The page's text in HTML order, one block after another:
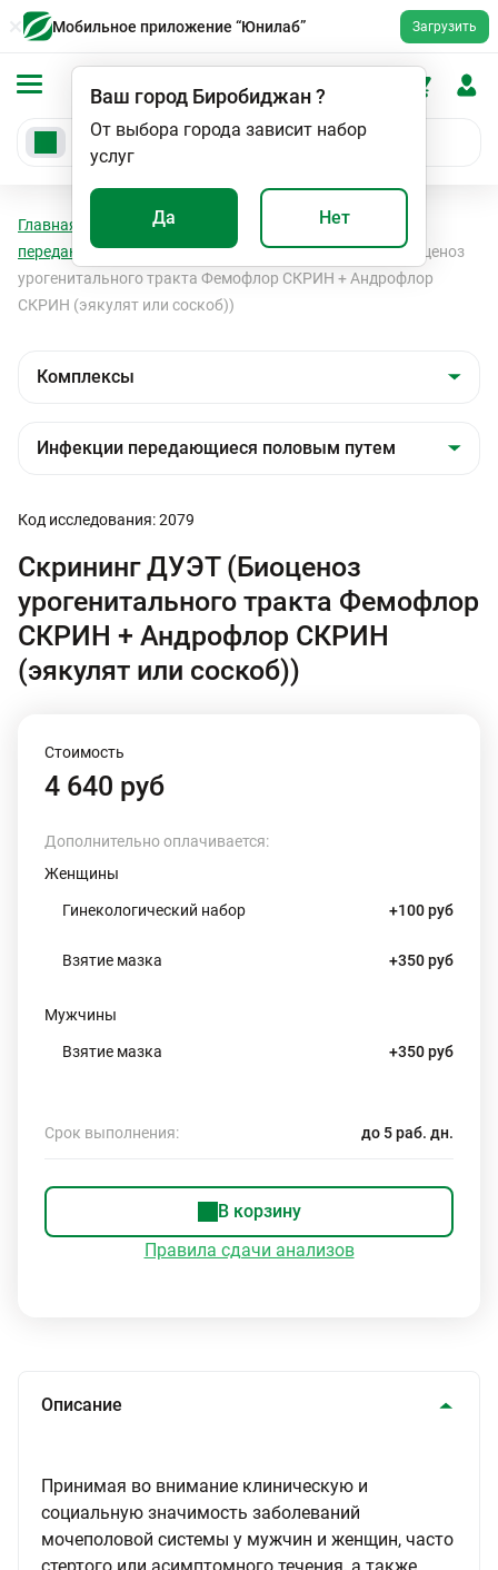
Мобильное приложение “Юнилаб” Загрузить
Ваш город Биробиджан?
От выбора города зависит набор
услуг
Да Нет
Главная Анализы
Инфекции
передающиеся половым путем
Скрининг ДУЭТ (Биоценоз
урогенитального тракта Фемофлор СКРИН + Андрофлор
СКРИН (эякулят или соскоб))
Код исследования: 2079
Скрининг ДУЭТ (Биоценоз
урогенитального тракта Фемофлор
СКРИН + Андрофлор СКРИН
(эякулят или соскоб))
Стоимость
4 640 руб
Дополнительно оплачивается:
Женщины
Гинекологический набор +100 руб
Взятие мазка +350 руб
Мужчины
Взятие мазка +350 руб
Срок выполнения: до 5 раб. дн.
В корзину
Правила сдачи анализов
Описание
Принимая во внимание клиническую и
социальную значимость заболеваний
мочеполовой системы у мужчин и женщин, часто